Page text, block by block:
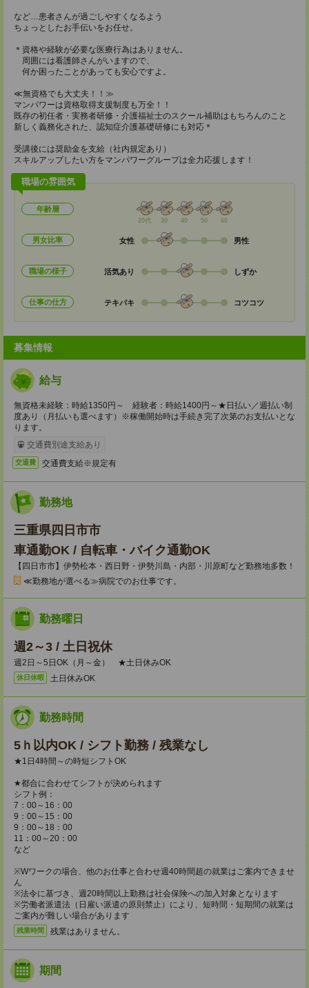
など…患者さんが過ごしやすくなるよう
ちょっとしたお手伝いをお任せ。
＊資格や経験が必要な医療行為はありません。
周囲には看護師さんがいますので、
何か困ったことがあっても安心ですよ。
≪無資格でも大丈夫！！≫
マンパワーは資格取得支援制度も万全！！
既存の初任者・実務者研修・介護福祉士のスクール補助はもちろんのこと
新しく義務化された、認知症介護基礎研修にも対応＊
受講後には奨励金を支給（社内規定あり）
スキルアップしたい方をマンパワーグループは全力応援します！
職場の雰囲気
年齢層
20代 30 40 50 60
男女比率 女性 男性
職場の様子 活気あり しずか
仕事の仕方 テキパキ コツコツ
募集情報
給与
無資格未経験：時給1350円～ 経験者：時給1400円～★日払い／週払い制
度あり（月払いも選べます）※稼働開始時は手続き完了次第のお支払いとな
ります。
交通費別途支給あり
交通費 交通費支給※規定有
勤務地
三重県四日市市
車通勤OK / 自転車・バイク通勤OK
【四日市市】伊勢松本・西日野・伊勢川島・内部・川原町など勤務地多数！
≪勤務地が選べる≫病院でのお仕事です。
勤務曜日
週2～3 / 土日祝休
週2日～5日OK（月～金） ★土日休みOK
休日休暇 土日休みOK
勤務時間
5ｈ以内OK / シフト勤務 / 残業なし
★1日4時間～の時短シフトOK
★都合に合わせてシフトが決められます
シフト例：
7：00～16：00
9：00～15：00
9：00～18：00
11：00～20：00
など
※Wワークの場合、他のお仕事と合わせ週40時間超の就業はご案内できませ
ん
※法令に基づき、週20時間以上勤務は社会保険への加入対象となります
※労働者派遣法（日雇い派遣の原則禁止）により、短時間・短期間の就業は
ご案内が難しい場合があります
残業時間 残業はありません。
期間